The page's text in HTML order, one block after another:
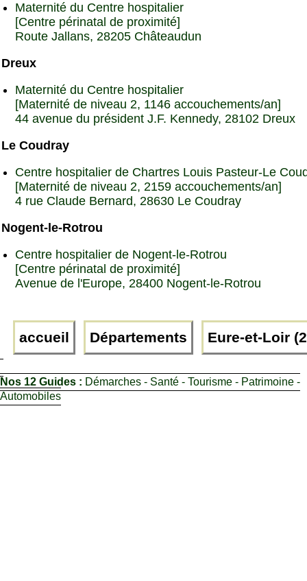
Maternité du Centre hospitalier
[Centre périnatal de proximité]
Route Jallans, 28205 Châteaudun
Dreux
Maternité du Centre hospitalier
[Maternité de niveau 2, 1146 accouchements/an]
44 avenue du président J.F. Kennedy, 28102 Dreux
Le Coudray
Centre hospitalier de Chartres Louis Pasteur-Le
[Maternité de niveau 2, 2159 accouchements/an]
4 rue Claude Bernard, 28630 Le Coudray
Nogent-le-Rotrou
Centre hospitalier de Nogent-le-Rotrou
[Centre périnatal de proximité]
Avenue de l'Europe, 28400 Nogent-le-Rotrou
accueil Départements Eure-et-Loir
Nos 12 Guides : Démarches - Santé - Tourisme - Patrimoine -
Automobiles